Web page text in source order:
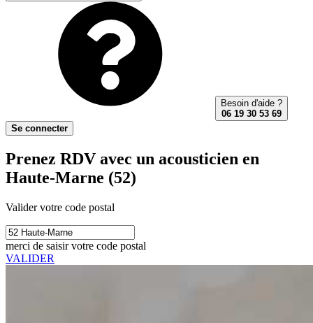
Besoin d'aide ?
06 19 30 53 69
Se connecter
Prenez RDV avec un acousticien en
Haute-Marne (52)
Valider votre code postal
merci de saisir votre code postal
VALIDER